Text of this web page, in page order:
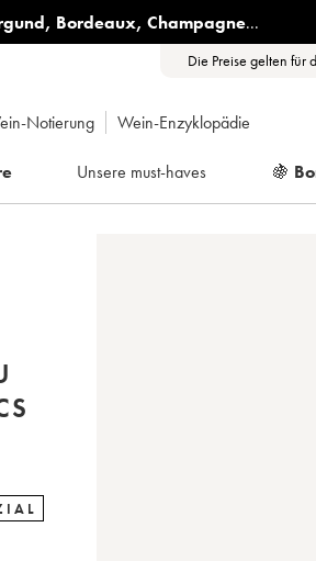
, Bordeaux, Champagne...
Die Preise gelten für
Notierung Wein-Enzyklopädie
Unsere must-haves 🍇